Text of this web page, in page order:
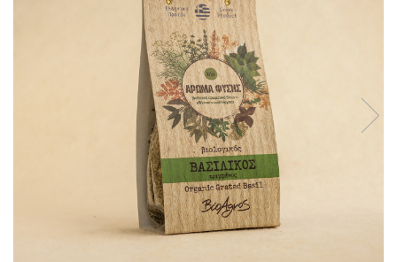
BĂUTURI / LAPTE VEGETAL
CREME ȘI PASTE TARTINABILE